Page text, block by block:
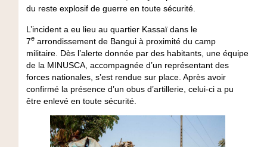
du reste explosif de guerre en toute sécurité.
L’incident a eu lieu au quartier Kassaï dans le
7earrondissement de Bangui à proximité du camp
militaire. Dès l’alerte donnée par des habitants, une équipe
de la MINUSCA, accompagnée d’un représentant des
forces nationales, s’est rendue sur place. Après avoir
confirmé la présence d’un obus d’artillerie, celui-ci a pu
être enlevé en toute sécurité.